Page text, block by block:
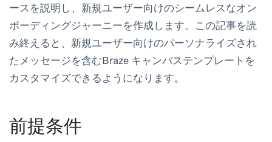
ースを説明し、新規ユーザー向けのシームレスなオン
ボーディングジャーニーを作成します。この記事を読
み終えると、新規ユーザー向けのパーソナライズされ
たメッセージを含むBraze キャンバステンプレートを
カスタマイズできるようになります。
前提条件